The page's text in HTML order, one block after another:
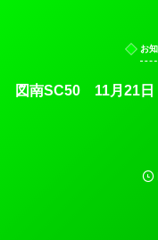
お
図南SC50 11月21